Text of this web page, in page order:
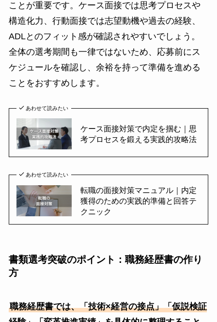
ことが重要です。ケース面接では思考プロセスや
構造化力、行動面接では志望動機や過去の経験、
ADLとのフィット感が確認されやすいでしょう。
全体の選考期間も一律ではないため、応募前にス
ケジュールを確認し、余裕を持って準備を進める
ことをおすすめします。
あわせて読みたい
ケース面接対策で内定を掴む｜思
考プロセスを鍛える実践的攻略法
あわせて読みたい
転職の面接対策マニュアル｜内定
獲得のための実践的準備と回答テ
クニック
書類選考突破のポイント：職務経歴書の作り
方
職務経歴書では、「技術×経営の接点」「仮説検証